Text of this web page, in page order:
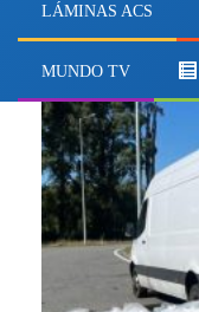
LÁMINAS ACS
MUNDO TV
Mariscos